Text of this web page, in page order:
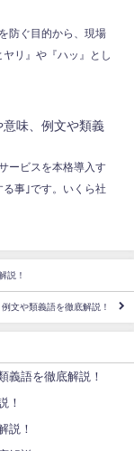
防ぐ目的から、現場
リ』や『ハッ』とし
意味、例文や類義
ービスを本格導入す
事｣です。いくら社
説！
文や類義語を徹底解説！
義語を徹底解説！
！
説！